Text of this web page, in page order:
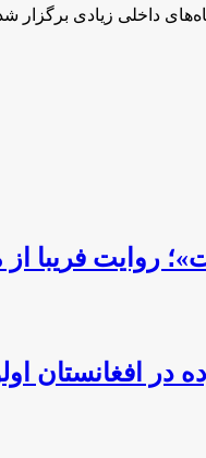
داخلی زیادی برگزار
روایت فریبا از
در افغانستان